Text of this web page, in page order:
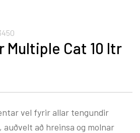
Multiple Cat 10 ltr
vel fyrir allar tengundir
að hreinsa og molnar